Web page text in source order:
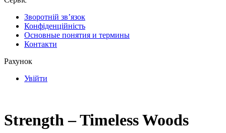
Зворотній зв’язок
Конфіденційність
Основные понятия и термины
Контакти
Рахунок
Увійти
Strength – Timeless Woods